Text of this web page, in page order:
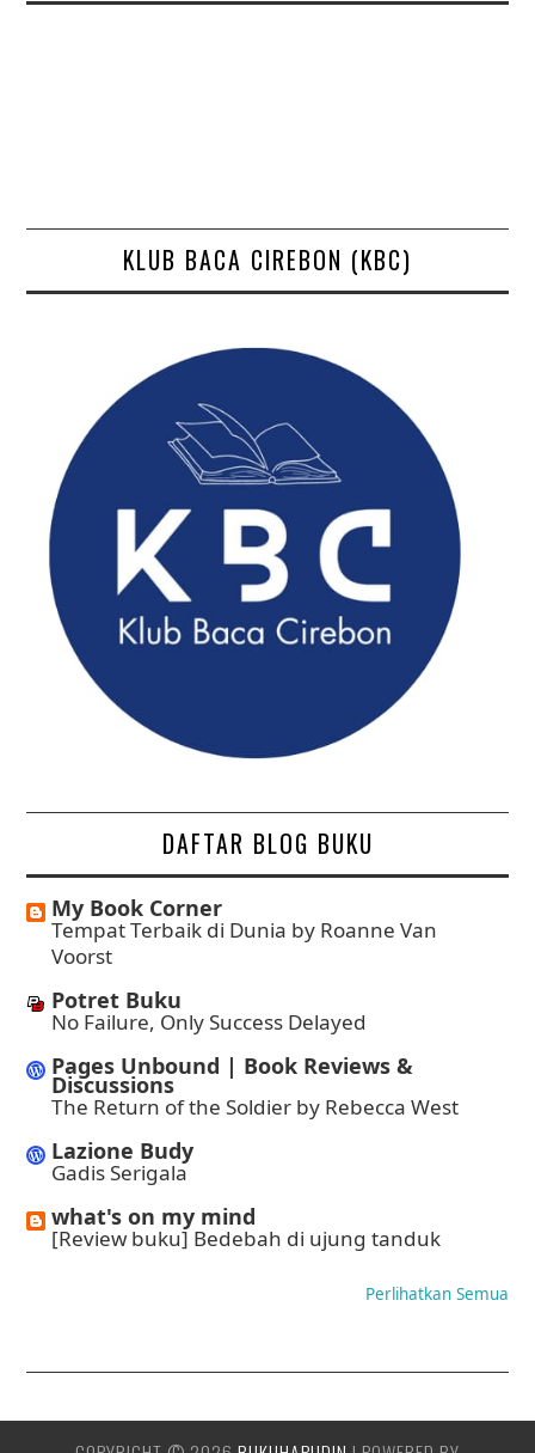
KLUB BACA CIREBON (KBC)
DAFTAR BLOG BUKU
My Book Corner
Tempat Terbaik di Dunia by Roanne Van
Voorst
Potret Buku
No Failure, Only Success Delayed
Pages Unbound | Book Reviews &
Discussions
The Return of the Soldier by Rebecca West
Lazione Budy
Gadis Serigala
what's on my mind
[Review buku] Bedebah di ujung tanduk
Perlihatkan Semua